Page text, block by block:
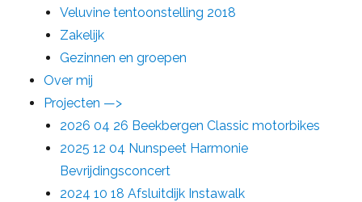
Veluvine tentoonstelling 2018
Zakelijk
Gezinnen en groepen
Over mij
Projecten —>
2026 04 26 Beekbergen Classic motorbikes
2025 12 04 Nunspeet Harmonie
Bevrijdingsconcert
2024 10 18 Afsluitdijk Instawalk